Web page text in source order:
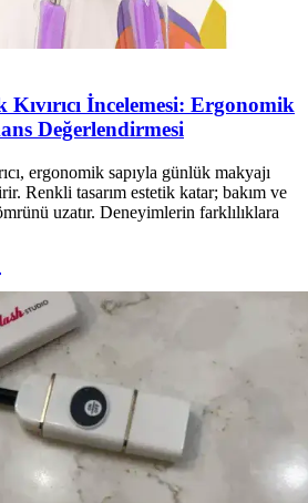
İncelemesi: Ergonomik
Değerlendirmesi
ergonomik sapıyla günlük makyajı
Renkli tasarım estetik katar; bakım ve
uzatır. Deneyimlerin farklılıklara